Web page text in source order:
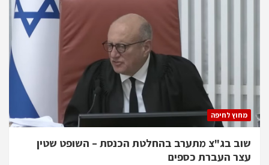
מחוץ לחיפה
שוב בג"צ מתערב בהחלטת הכנסת – השופט שטין
עצר העברת כספים